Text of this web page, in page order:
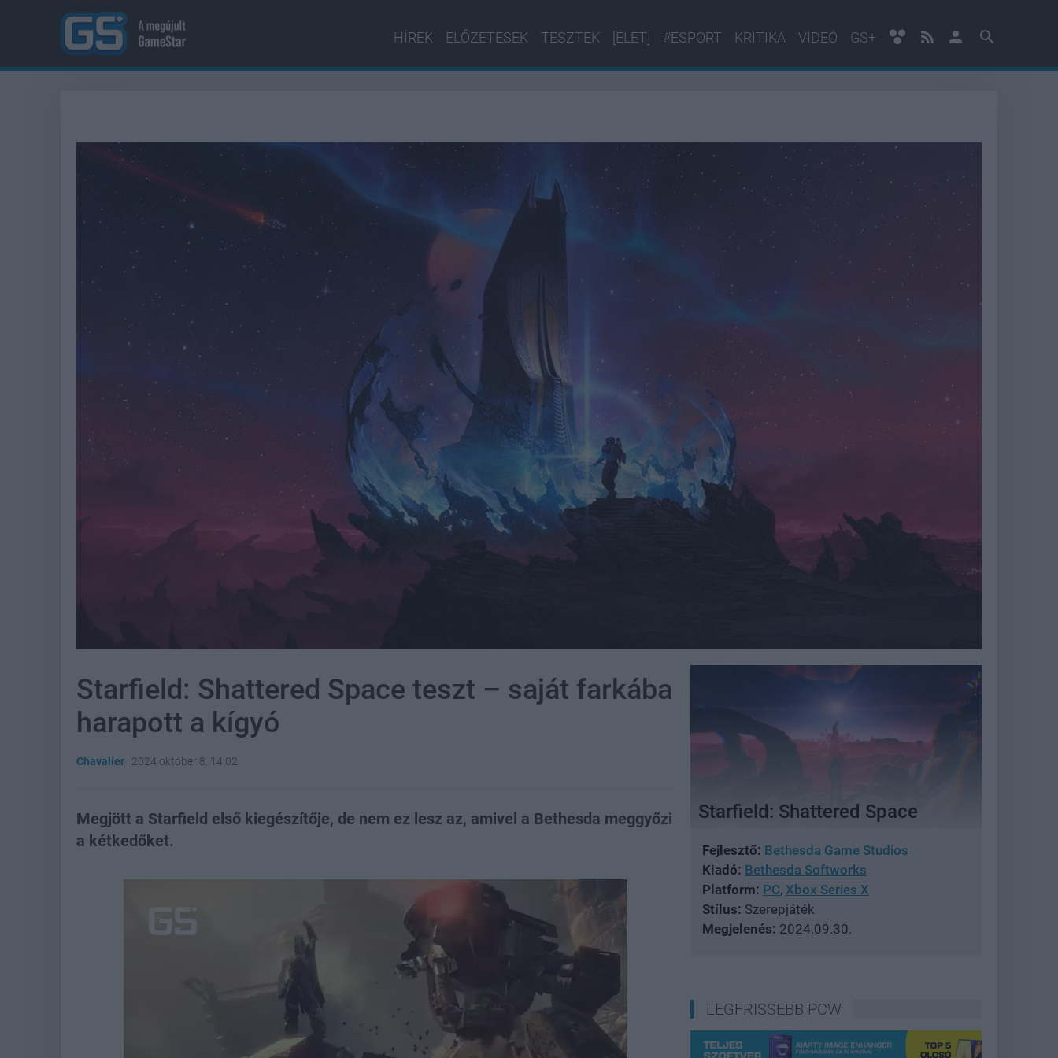
HÍREK ELŐZETESEK TESZTEK [ÉLET] #ESPORT KRITIKA VIDEÓ GS+
Starfield: Shattered Space teszt – saját farkába
harapott a kígyó
Chavalier | 2024 október 8. 14:02
Megjött a Starfield első kiegészítője, de nem ez lesz az, amivel a Bethesda meggyőzi
a kétkedőket.
Starfield: Shattered Space
Fejlesztő: Bethesda Game Studios
Kiadó: Bethesda Softworks
Platform: PC, Xbox Series X
Stílus: Szerepjáték
Megjelenés: 2024.09.30.
LEGFRISSEBB PCW